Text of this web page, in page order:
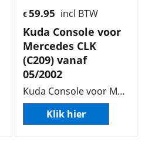
€59.95 incl BTW
Kuda Console voor
Mercedes CLK
(C209) vanaf
05/2002
Kuda Console voor Mercedes CLK (C209) vanaf 05/2002
Klik hier